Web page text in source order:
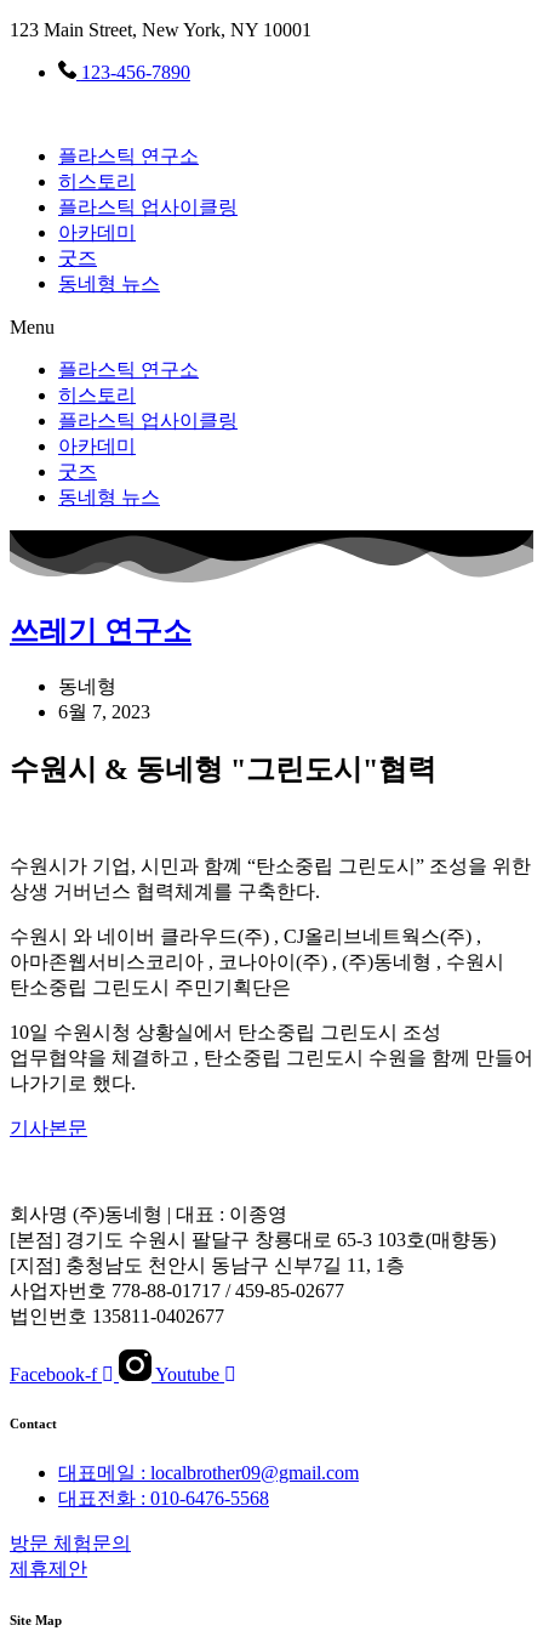
콘텐츠로
123 Main Street, New York, NY 10001
123-456-7890
플라스틱 연구소
히스토리
플라스틱 업사이클링
아카데미
굿즈
동네형 뉴스
Menu
플라스틱 연구소
히스토리
플라스틱 업사이클링
아카데미
굿즈
동네형 뉴스
쓰레기 연구소
동네형
6월 7, 2023
수원시 & 동네형 "그린도시"협력
수원시가 기업, 시민과 함꼐 “탄소중립 그린도시” 조성을 위한
상생 거버넌스 협력체계를 구축한다.
수원시 와 네이버 클라우드(주) , CJ올리브네트웍스(주) ,
아마존웹서비스코리아 , 코나아이(주) , (주)동네형 , 수원시
탄소중립 그린도시 주민기획단은
10일 수원시청 상황실에서 탄소중립 그린도시 조성
업무협약을 체결하고 , 탄소중립 그린도시 수원을 함께 만들어
나가기로 했다.
기사본문
회사명 (주)동네형 | 대표 : 이종영
[본점] 경기도 수원시 팔달구 창룡대로 65-3 103호(매향동)
[지점] 충청남도 천안시 동남구 신부7길 11, 1층
사업자번호 778-88-01717 / 459-85-02677
법인번호 135811-0402677
Facebook-f Youtube
Contact
대표메일 : localbrother09@gmail.com
대표전화 : 010-6476-5568
방문 체험문의
제휴제안
Site Map